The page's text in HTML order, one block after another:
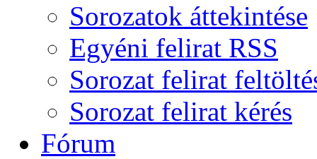
Sorozatok áttekintése
Egyéni felirat RSS
Sorozat felirat
Sorozat felirat kérés
Fórum